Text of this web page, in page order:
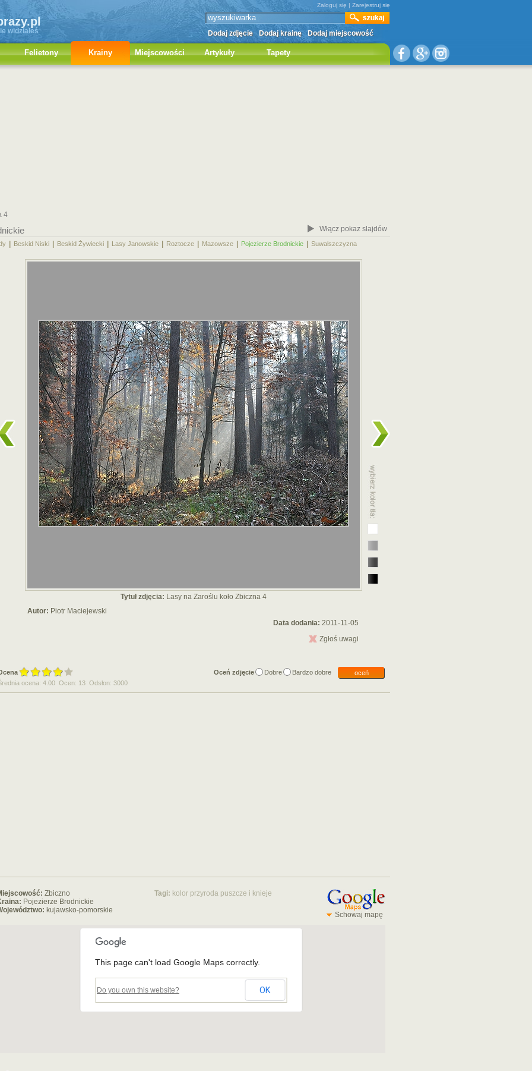
widziałeś
Zaloguj się | Zarejestruj się
Dodaj zdjęcie Dodaj krainę Dodaj miejscowość
Felietony Krainy Miejscowości Artykuły Tapety
4
Włącz pokaz slajdów
Beskid Niski Beskid Żywiecki Lasy Janowskie Roztocze Mazowsze Pojezierze Brodnickie Suwalszczyzna
Tytuł zdjęcia: Lasy na Zaroślu koło Zbiczna 4
Autor: Piotr Maciejewski
Data dodania: 2011-11-05
Zgłoś uwagi
Oceń zdjęcie Dobre Bardzo dobre
oceń
ocena: 4.00 Ocen: 13 Odsłon: 3000
Zbiczno
Pojezierze Brodnickie
kujawsko-pomorskie
Tagi: kolor przyroda puszcze i knieje
Schowaj mapę
This page can't load Google Maps correctly.
Do you own this website? OK